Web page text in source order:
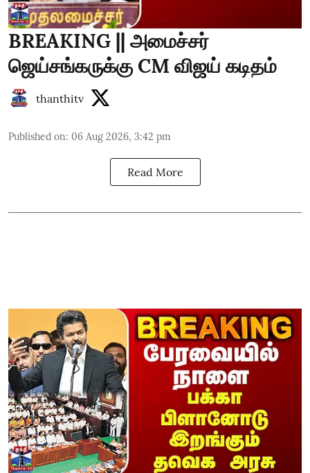
BREAKING || அமைச்சர்
ஜெய்சங்கருக்கு CM விஜய் கடிதம்
thanthitv
Published on: 06 Aug 2026, 3:42 pm
Read More